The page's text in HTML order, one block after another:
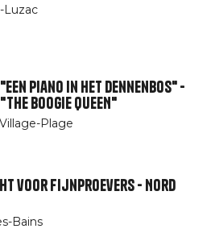
Luzac
piano in het dennenbos" -
BOOGIE QUEEN"
Plage
voor fijnproevers - Nord
Bains